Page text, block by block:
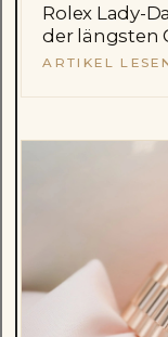
Rolex Lady-
der längsten
ARTIKEL